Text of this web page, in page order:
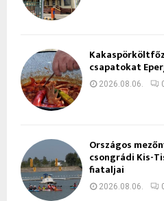
csapatokat
2026.08.06.
Országos
csongrádi Kis-
fiataljai
2026.08.06.